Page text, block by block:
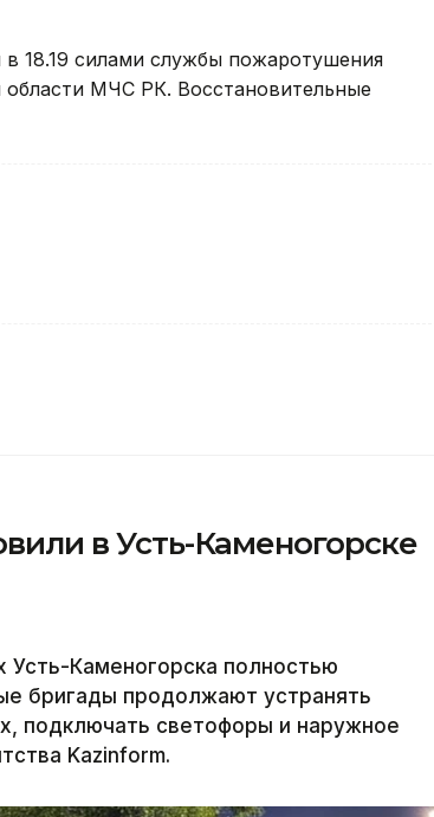
18.19 силами службы пожаротушения
МЧС РК. Восстановительные
в Усть-Каменогорске
Каменогорска полностью
бригады продолжают устранять
подключать светофоры и наружное
Kazinform.